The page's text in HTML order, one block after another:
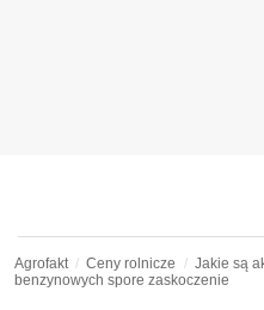
Agrofakt Ceny rolnicze
Jakie są
benzynowych spore zaskoczenie